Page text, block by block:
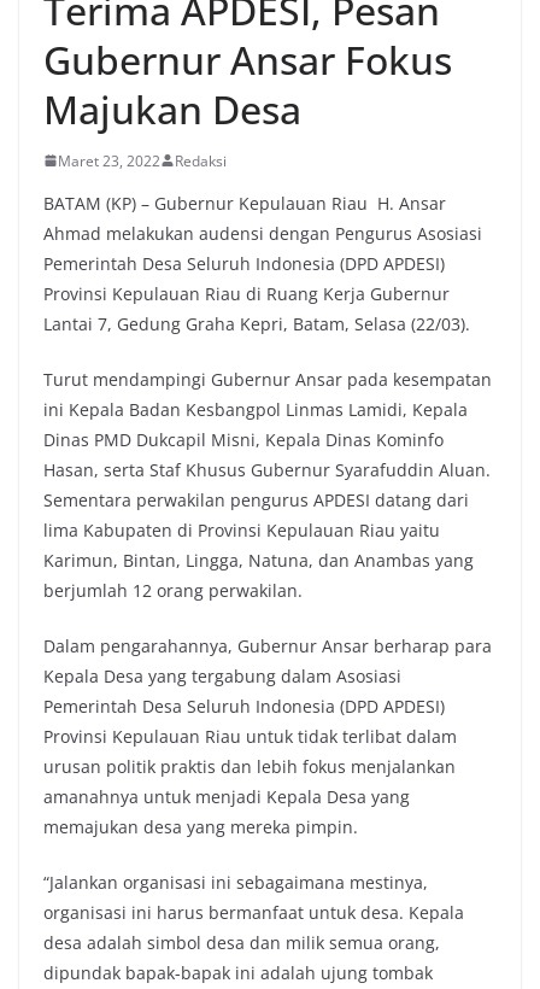
Gubernur Ansar Fokus
Majukan Desa
Maret 23, 2022 Redaksi
BATAM (KP) – Gubernur Kepulauan Riau H. Ansar
Ahmad melakukan audensi dengan Pengurus Asosiasi
Pemerintah Desa Seluruh Indonesia (DPD APDESI)
Provinsi Kepulauan Riau di Ruang Kerja Gubernur
Lantai 7, Gedung Graha Kepri, Batam, Selasa (22/03).
Turut mendampingi Gubernur Ansar pada kesempatan
ini Kepala Badan Kesbangpol Linmas Lamidi, Kepala
Dinas PMD Dukcapil Misni, Kepala Dinas Kominfo
Hasan, serta Staf Khusus Gubernur Syarafuddin Aluan.
Sementara perwakilan pengurus APDESI datang dari
lima Kabupaten di Provinsi Kepulauan Riau yaitu
Karimun, Bintan, Lingga, Natuna, dan Anambas yang
berjumlah 12 orang perwakilan.
Dalam pengarahannya, Gubernur Ansar berharap para
Kepala Desa yang tergabung dalam Asosiasi
Pemerintah Desa Seluruh Indonesia (DPD APDESI)
Provinsi Kepulauan Riau untuk tidak terlibat dalam
urusan politik praktis dan lebih fokus menjalankan
amanahnya untuk menjadi Kepala Desa yang
memajukan desa yang mereka pimpin.
“Jalankan organisasi ini sebagaimana mestinya,
organisasi ini harus bermanfaat untuk desa. Kepala
desa adalah simbol desa dan milik semua orang,
dipundak bapak-bapak ini adalah ujung tombak